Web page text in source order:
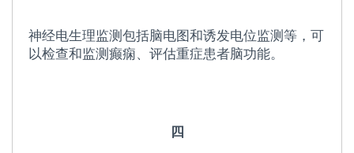
神经电生理监测包括脑电图和诱发电位监测等，可
以检查和监测癫痫、评估重症患者脑功能。
四